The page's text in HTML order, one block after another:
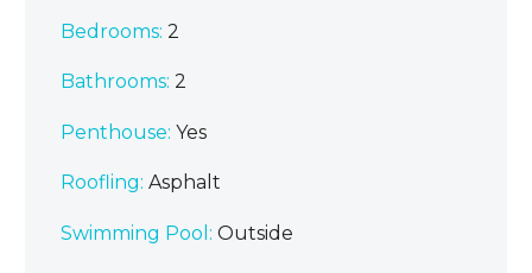
Bedrooms: 2
Bathrooms: 2
Penthouse: Yes
Roofling: Asphalt
Swimming Pool: Outside